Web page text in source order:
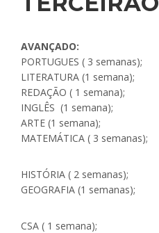
AVANÇADO:
PORTUGUES ( 3 semanas);
LITERATURA (1 semana);
REDAÇÃO ( 1 semana);
INGLÊS (1 semana);
ARTE (1 semana);
MATEMÁTICA ( 3 semanas);
HISTÓRIA ( 2 semanas);
GEOGRAFIA (1 semanas);
CSA ( 1 semana);